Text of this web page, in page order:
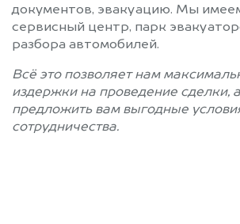
документов, эвакуацию. Мы
сервисный центр, парк
разбора автомобилей.
Всё это позволяет нам
издержки на проведение сделки, а
предложить вам выгодные
сотрудничества.